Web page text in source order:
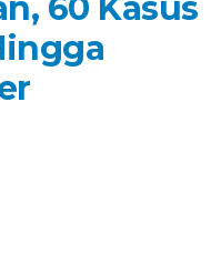
60 Kasus